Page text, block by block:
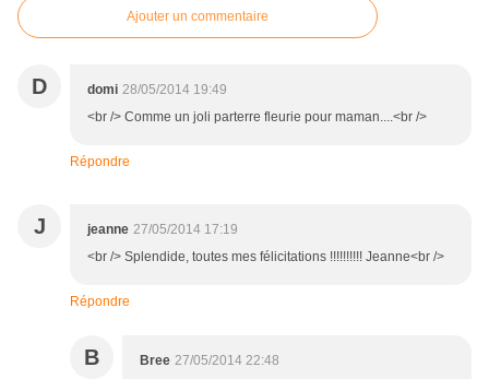
Ajouter un commentaire
D domi 28/05/2014 19:49
<br /> Comme un joli parterre fleurie pour maman....<br />
Répondre
J jeanne 27/05/2014 17:19
<br /> Splendide, toutes mes félicitations !!!!!!!!!! Jeanne<br />
Répondre
B Bree 27/05/2014 22:48